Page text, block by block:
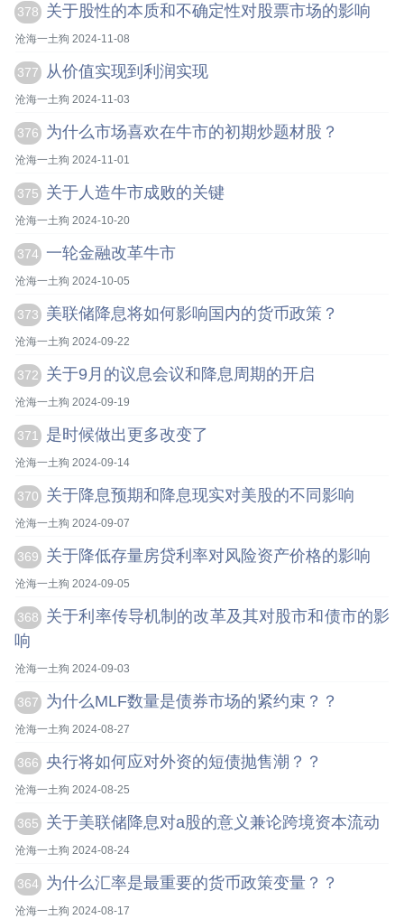
378 关于股性的本质和不确定性对股票市场的影响
沧海一土狗 2024-11-08
377 从价值实现到利润实现
沧海一土狗 2024-11-03
376 为什么市场喜欢在牛市的初期炒题材股？
沧海一土狗 2024-11-01
375 关于人造牛市成败的关键
沧海一土狗 2024-10-20
374 一轮金融改革牛市
沧海一土狗 2024-10-05
373 美联储降息将如何影响国内的货币政策？
沧海一土狗 2024-09-22
372 关于9月的议息会议和降息周期的开启
沧海一土狗 2024-09-19
371 是时候做出更多改变了
沧海一土狗 2024-09-14
370 关于降息预期和降息现实对美股的不同影响
沧海一土狗 2024-09-07
369 关于降低存量房贷利率对风险资产价格的影响
沧海一土狗 2024-09-05
368
关于利率传导机制的改革及其对股市和债市的影
响
沧海一土狗 2024-09-03
367 为什么MLF数量是债券市场的紧约束？？
沧海一土狗 2024-08-27
366 央行将如何应对外资的短债抛售潮？？
沧海一土狗 2024-08-25
365 关于美联储降息对a股的意义兼论跨境资本流动
沧海一土狗 2024-08-24
364 为什么汇率是最重要的货币政策变量？？
沧海一土狗 2024-08-17